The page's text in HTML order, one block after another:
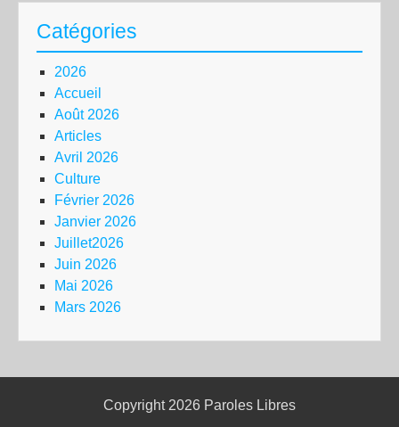
Catégories
2026
Accueil
Août 2026
Articles
Avril 2026
Culture
Février 2026
Janvier 2026
Juillet2026
Juin 2026
Mai 2026
Mars 2026
Copyright 2026 Paroles Libres